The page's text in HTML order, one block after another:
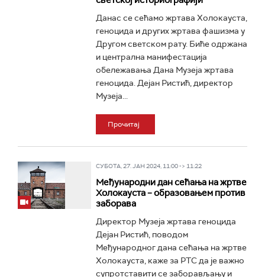
Данас се сећамо жртава Холокауста,
геноцида и других жртава фашизма у
Другом светском рату. Биће одржана
и централна манифестација
обележавања Дана Музеја жртава
геноцида. Дејан Ристић, директор
Музеја...
Прочитај
СУБОТА, 27. ЈАН 2024, 11:00 -> 11:22
Међународни дан сећања на жртве
Холокауста – образовањем против
заборава
Директор Музеја жртава геноцида
Дејан Ристић, поводом
Међународног дана сећања на жртве
Холокауста, каже за РТС да је важно
супротставити се заборављању и